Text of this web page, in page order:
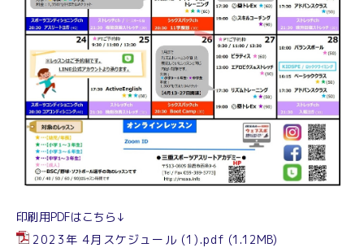
印刷用PDFはこちら↓
2023年 4月スケジュール (1).pdf (1.12MB)